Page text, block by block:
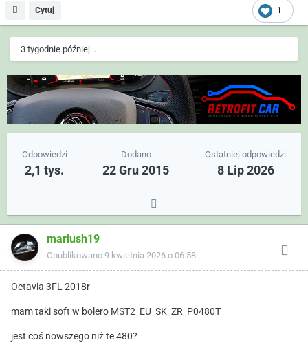
1
Cytuj
3 tygodnie później...
Odpowiedzi
2,1 tys.
Dodano
22 Gru 2015
Ostatniej odpowiedzi
8 Lip 2026
mariush19
Opublikowano 9 kwietnia 2026 o 06:58
Octavia 3FL 2018r
mam taki soft w bolero MST2_EU_SK_ZR_P0480T
jest coś nowszego niż te 480?